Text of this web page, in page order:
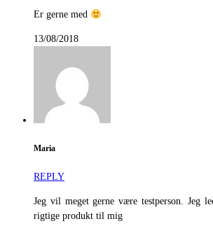
Er gerne med
13/08/2018
Maria
REPLY
Jeg vil meget gerne være testperson. Jeg
rigtige produkt til mig